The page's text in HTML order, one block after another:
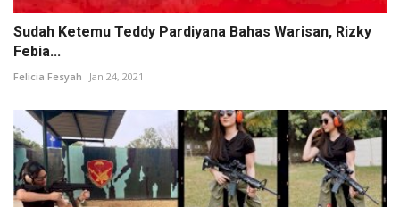
Sudah Ketemu Teddy Pardiyana Bahas Warisan, Rizky
Febia...
Felicia Fesyah Jan 24, 2021